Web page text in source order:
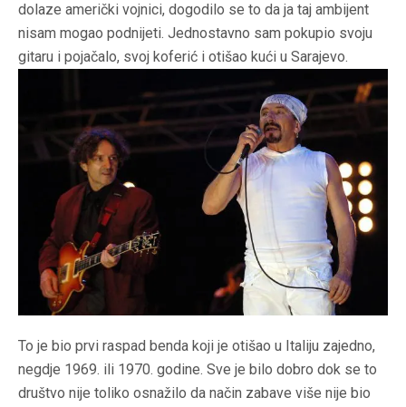
dolaze američki vojnici, dogodilo se to da ja taj ambijent
nisam mogao podnijeti. Jednostavno sam pokupio svoju
gitaru i pojačalo, svoj koferić i otišao kući u Sarajevo.
To je bio prvi raspad benda koji je otišao u Italiju zajedno,
negdje 1969. ili 1970. godine. Sve je bilo dobro dok se to
društvo nije toliko osnažilo da način zabave više nije bio